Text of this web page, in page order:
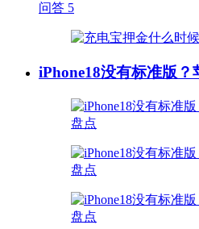
问答 5
iPhone18没有标准版